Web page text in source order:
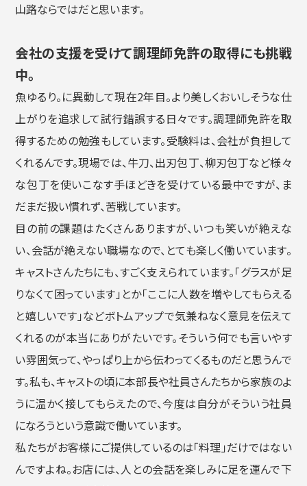
山路ならではだと思います。
会社の支援を受けて調理師免許の取得にも挑戦
中。
魚ゆるり。に異動して現在2年目。より美しくおいしそうな仕
上がりを追求して試行錯誤する日々です。調理師免許を取
得するための勉強もしています。受験料は、会社が負担して
くれるんです。現場では、牛刀、出刃包丁、柳刃包丁など様々
な包丁を使いこなす手ほどきを受けている最中ですが、ま
だまだ扱い慣れず、苦戦しています。
目の前の課題はたくさんありますが、いつも笑いが絶えな
い、会話が絶えない職場なので、とても楽しく働いています。
キャストさんたちにも、すごく支えられています。「グラスが足
りなくて困っています」とか「ここに人数を増やしてもらえる
と嬉しいです」などボトムアップで気兼ねなく意見を伝えて
くれるのが本当にありがたいです。そういう何でも言いやす
い雰囲気って、やっぱり上から伝わってくるものだと思うんで
す。私も、キャストの頃に本部長や社員さんたちから家族のよ
うに温かく接してもらえたので、今度は自分がそういう社員
になろうという意識で働いています。
私たちがお客様にご提供しているのは「料理」だけではない
んですよね。お店には、人との会話を楽しみに足を運んで下